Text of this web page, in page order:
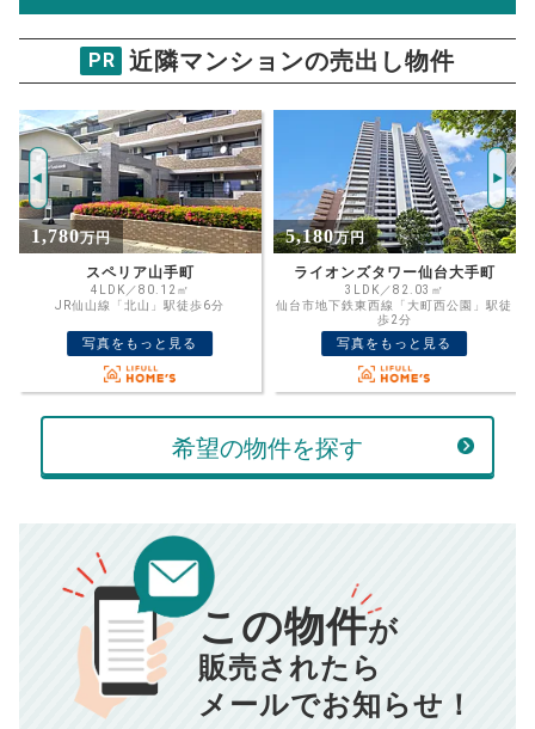
物件価格
万円
ご希望の
返済期間
年
住宅ローン
金利
%
ボーナス
返済金額
万円
万円
返済シミュレーション計算結果
毎月の支払額 834
年間の支払額 10,005 円
上杉3丁目シティハウス
試算条件 69㎡・5階
推定売却価格：3113 万円
資金計画のために査定額や希望売却価
格を入力して活用するのもおすすめ◎
売却価格
計算する
00万円
■仲介手数料／ 00万円
■売買契約書印紙／ 0
■抵当権抹消費用／0万円
※購入価格よりも売却価格が高い場合、譲渡所得税が発生する
場合がございます。詳しくは最寄りの税務署などにご確認く
PR 近隣マンションの売出し物件
5,180万円
ライオンズタワー仙台大手町
3LDK／82.03㎡
仙台市地下鉄東西線「大町西公園」駅徒
写真をもっと見る
1,299万円
2LDK／50.22㎡
JR仙山線「東照宮」駅徒歩15分
写真をもっと見る
希望の物件を探す
この物件が
販売されたら
メールでお知らせ！